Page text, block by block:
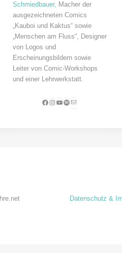
Schmiedbauer, Macher der
ausgezeichneten Comics
„Kauboi und Kaktus“ sowie
„Menschen am Fluss“, Designer
von Logos und
Erscheinungsbildern sowie
Leiter von Comic-Workshops
und einer Lehrwerkstatt.
Facebook
Instagram
YouTube
Spotify
Datenschutz &